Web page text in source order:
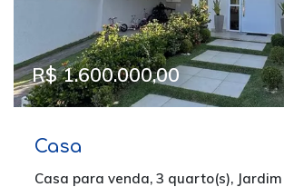
R$ 1.600.000,00
Casa
Casa para venda, 3 quarto(s),